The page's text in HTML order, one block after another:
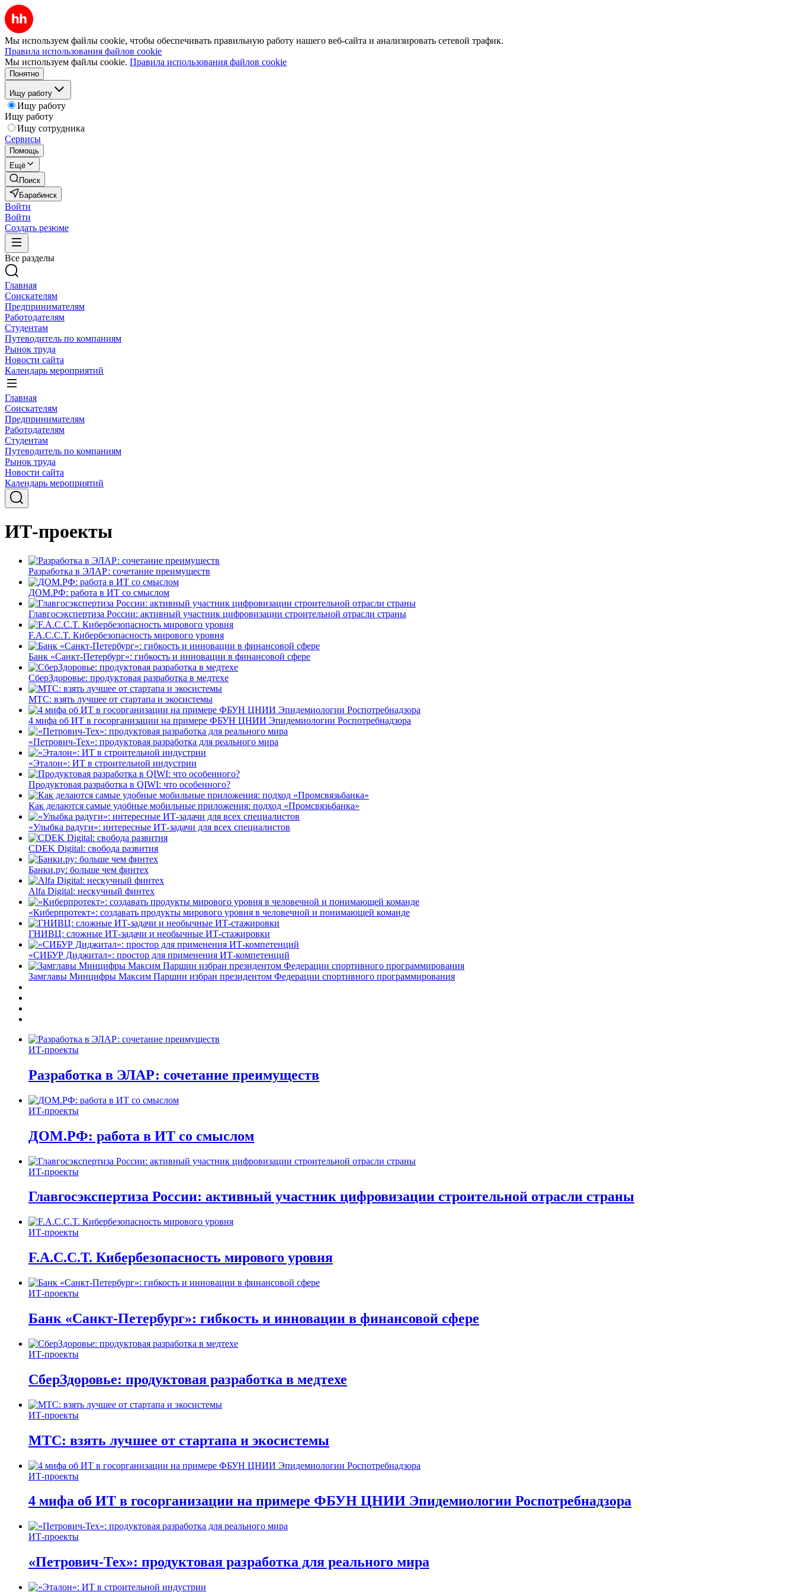
Мы используем файлы cookie, чтобы обеспечивать правильную работу нашего веб-сайта и анализировать сетевой трафик.
Правила использования файлов cookie
Мы используем файлы cookie. Правила использования файлов cookie
Понятно
Ищу работу
Ищу работу
Ищу работу
Ищу сотрудника
Сервисы
Помощь
Ещё
Поиск
Барабинск
Войти
Войти
Создать резюме
Все разделы
Главная
Соискателям
Предпринимателям
Работодателям
Студентам
Путеводитель по компаниям
Рынок труда
Новости сайта
Календарь мероприятий
Главная
Соискателям
Предпринимателям
Работодателям
Студентам
Путеводитель по компаниям
Рынок труда
Новости сайта
Календарь мероприятий
ИТ-проекты
Разработка в ЭЛАР: сочетание преимуществ
ДОМ.РФ: работа в ИТ со смыслом
Главгосэкспертиза России: активный участник цифровизации строительной отрасли страны
F.A.C.C.T. Кибербезопасность мирового уровня
Банк «Санкт-Петербург»: гибкость и инновации в финансовой сфере
СберЗдоровье: продуктовая разработка в медтехе
МТС: взять лучшее от стартапа и экосистемы
4 мифа об ИТ в госорганизации на примере ФБУН ЦНИИ Эпидемиологии Роспотребнадзора
«Петрович-Тех»: продуктовая разработка для реального мира
«Эталон»: ИТ в строительной индустрии
Продуктовая разработка в QIWI: что особенного?
Как делаются самые удобные мобильные приложения: подход «Промсвязьбанка»
«Улыбка радуги»: интересные ИТ-задачи для всех специалистов
CDEK Digital: свобода развития
Банки.ру: больше чем финтех
Alfa Digital: нескучный финтех
«Киберпротект»: создавать продукты мирового уровня в человечной и понимающей команде
ГНИВЦ: сложные ИТ‑задачи и необычные ИТ‑стажировки
«СИБУР Диджитал»: простор для применения ИТ-компетенций
Замглавы Минцифры Максим Паршин избран президентом Федерации спортивного программирования
ИТ-проекты
Разработка в ЭЛАР: сочетание преимуществ
ИТ-проекты
ДОМ.РФ: работа в ИТ со смыслом
ИТ-проекты
Главгосэкспертиза России: активный участник цифровизации строительной отрасли страны
ИТ-проекты
F.A.C.C.T. Кибербезопасность мирового уровня
ИТ-проекты
Банк «Санкт-Петербург»: гибкость и инновации в финансовой сфере
ИТ-проекты
СберЗдоровье: продуктовая разработка в медтехе
ИТ-проекты
МТС: взять лучшее от стартапа и экосистемы
ИТ-проекты
4 мифа об ИТ в госорганизации на примере ФБУН ЦНИИ Эпидемиологии Роспотребнадзора
ИТ-проекты
«Петрович-Тех»: продуктовая разработка для реального мира